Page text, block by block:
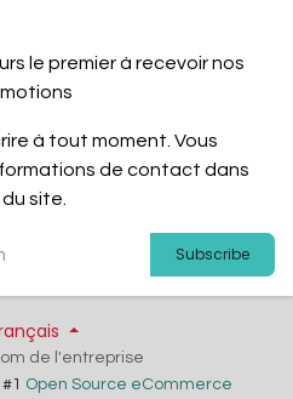
le premier à recevoir nos
à tout moment. Vous
de contact dans
site.
Subscribe
de l'entreprise
Open Source eCommerce